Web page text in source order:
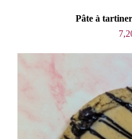
Pâte à